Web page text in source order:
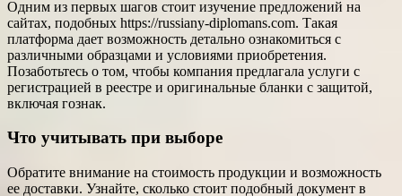
Одним из первых шагов стоит изучение предложений на
сайтах, подобных https://russiany-diplomans.com. Такая
платформа дает возможность детально ознакомиться с
различными образцами и условиями приобретения.
Позаботьтесь о том, чтобы компания предлагала услуги с
регистрацией в реестре и оригинальные бланки с защитой,
включая гознак.
Что учитывать при выборе
Обратите внимание на стоимость продукции и возможность
ее доставки. Узнайте, сколько стоит подобный документ в